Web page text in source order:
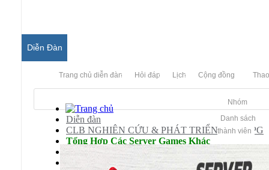
Diễn Đàn
Trang chủ diễn đàn Hỏi đáp Lịch Cộng đồng
Nhóm
Danh sách
thành viên
Diễn đàn
CLB NGHIÊN CỨU & PHÁT TRIỂN MMORPG
Tổng Hợp Các Server Games Khác
Các Server Không Nằm Trong Box
[Share][Mobile]Long Tinh Mobile - Việt hóa 90% -